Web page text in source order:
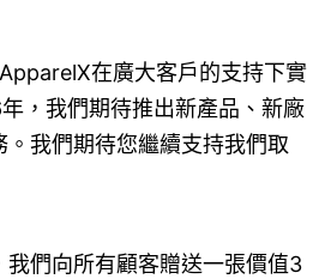
在廣大客戶的支持下實
，我們期待推出新產品、新廠
我們期待您繼續支持我們取
們向所有顧客贈送一張價值3